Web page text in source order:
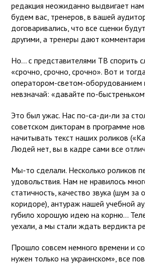
редакция неожиданно выдвигает нам
будем вас, тренеров, в вашей
договаривались, что все сценки
другими, а тренеры дают
Но… с представителями ТВ спорить
«срочно, срочно, срочно». Вот и
оператором-светом-оборудованием
невзначай: «давайте по-
Это был ужас. Нас по-са-ди-ли за
советском дикторам в программе
начитывать текст наших роликов
Людей нет, вы в кадре сами все
Мы-то сделали. Несколько роликов
удовольствия. Нам не нравилось
статичность, качество звука (шум за
коридоре), антураж нашей учебной
губило хорошую идею на корню…
уехали, а мы стали ждать вердикта
Прошло совсем немного времени и
нужен только на украинском», все